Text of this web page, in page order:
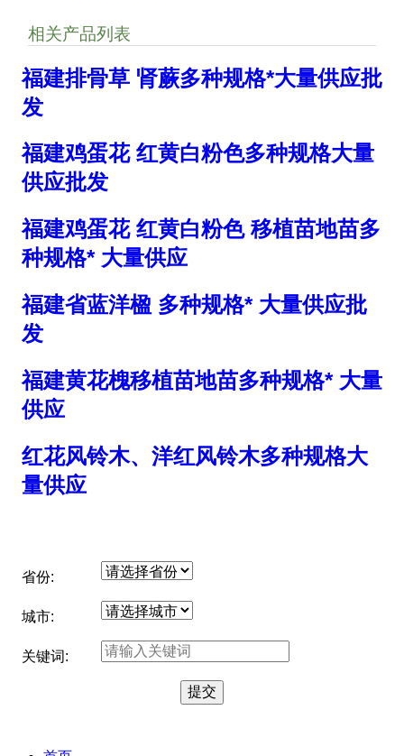
相关产品列表
福建排骨草 肾蕨多种规格*大量供应批
发
福建鸡蛋花 红黄白粉色多种规格大量
供应批发
福建鸡蛋花 红黄白粉色 移植苗地苗多
种规格* 大量供应
福建省蓝洋楹 多种规格* 大量供应批
发
福建黄花槐移植苗地苗多种规格* 大量
供应
红花风铃木、洋红风铃木多种规格大
量供应
省份:
城市:
关键词: